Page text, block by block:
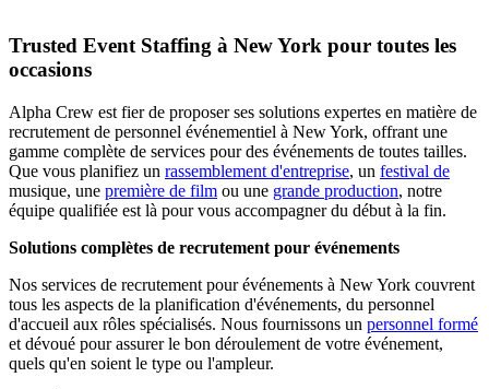
Trusted Event Staffing à New York pour toutes les
occasions
Alpha Crew est fier de proposer ses solutions expertes en matière de
recrutement de personnel événementiel à New York, offrant une
gamme complète de services pour des événements de toutes tailles.
Que vous planifiez un rassemblement d'entreprise, un festival de
musique, une première de film ou une grande production, notre
équipe qualifiée est là pour vous accompagner du début à la fin.
Solutions complètes de recrutement pour événements
Nos services de recrutement pour événements à New York couvrent
tous les aspects de la planification d'événements, du personnel
d'accueil aux rôles spécialisés. Nous fournissons un personnel formé
et dévoué pour assurer le bon déroulement de votre événement,
quels qu'en soient le type ou l'ampleur.